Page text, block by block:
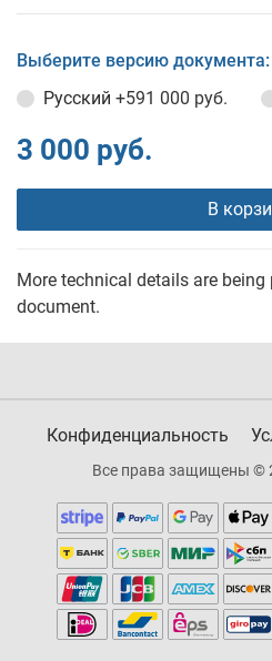
Выберите версию документа:
Русский +591 000 руб.
3 000 руб.
В
More technical details are
document.
Конфиденциальность
Все права защищены ©